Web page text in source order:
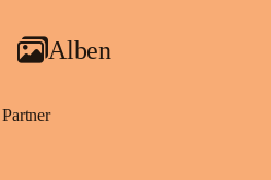
Alben
Partner